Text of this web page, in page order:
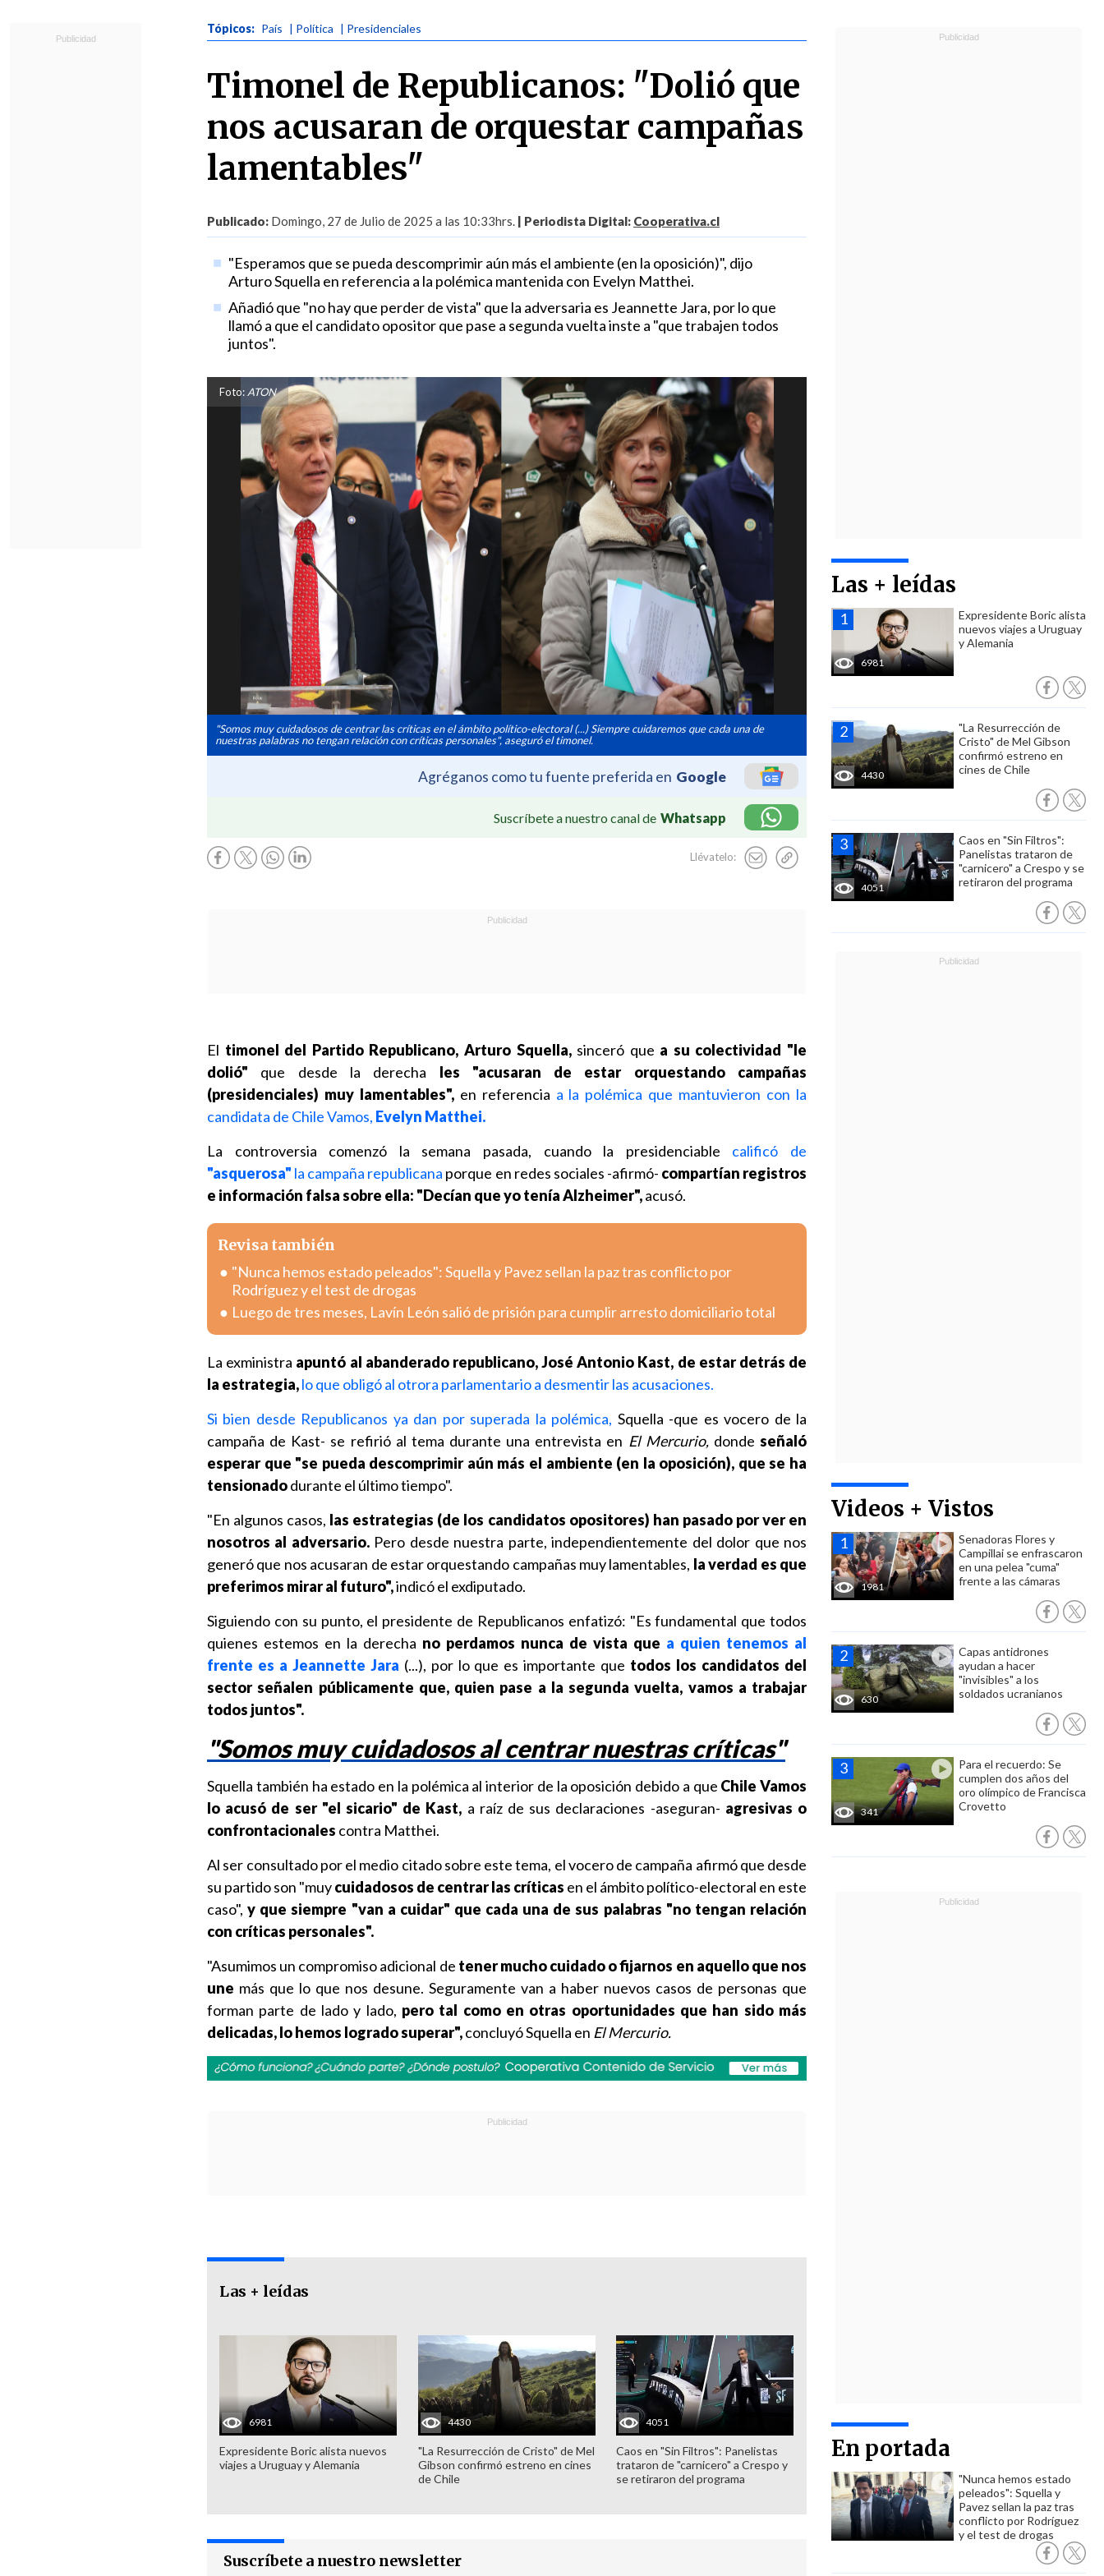
Tópicos: País | Política | Presidenciales
Timonel de Republicanos: "Dolió que
nos acusaran de orquestar campañas
lamentables"
Publicado: Domingo, 27 de Julio de 2025 a las 10:33hrs. | Periodista Digital: Cooperativa.cl
"Esperamos que se pueda descomprimir aún más el ambiente (en la oposición)", dijo
Arturo Squella en referencia a la polémica mantenida con Evelyn Matthei.
Añadió que "no hay que perder de vista" que la adversaria es Jeannette Jara, por lo que
llamó a que el candidato opositor que pase a segunda vuelta inste a "que trabajen todos
juntos".
Foto: ATON
"Somos muy cuidadosos de centrar las críticas en el ámbito político-electoral (...) Siempre cuidaremos que cada una de
nuestras palabras no tengan relación con críticas personales", aseguró el timonel.
Agréganos como tu fuente preferida en Google
Suscríbete a nuestro canal de Whatsapp
Llévatelo:
Las + leídas
6981
Expresidente Boric alista
nuevos viajes a Uruguay
y Alemania
4430
"La Resurrección de
Cristo" de Mel Gibson
confirmó estreno en
cines de Chile
4051
Caos en "Sin Filtros":
Panelistas trataron de
"carnicero" a Crespo y se
retiraron del programa
Videos + Vistos
1981
Senadoras Flores y
Campillai se enfrascaron
en una pelea "cuma"
frente a las cámaras
630
Capas antidrones
ayudan a hacer
"invisibles" a los
soldados ucranianos
341
Para el recuerdo: Se
cumplen dos años del
oro olímpico de Francisca
Crovetto
En portada
"Nunca hemos estado
peleados": Squella y
Pavez sellan la paz tras
conflicto por Rodríguez
y el test de drogas
El timonel del Partido Republicano, Arturo Squella,sinceró que a su colectividad "le
dolió" que desde la derecha les "acusaran de estar orquestando campañas
(presidenciales) muy lamentables",en referencia a la polémica que mantuvieron con la
candidata de Chile Vamos, Evelyn Matthei.
La controversia comenzó la semana pasada, cuando la presidenciable calificó de
"asquerosa" la campaña republicana porque en redes sociales -afirmó- compartían registros
e información falsa sobre ella: "Decían que yo tenía Alzheimer",acusó.
Revisa también
"Nunca hemos estado peleados": Squella y Pavez sellan la paz tras conflicto por
Rodríguez y el test de drogas
Luego de tres meses, Lavín León salió de prisión para cumplir arresto domiciliario total
La exministra apuntó al abanderado republicano, José Antonio Kast, de estar detrás de
la estrategia,lo que obligó al otrora parlamentario a desmentir las acusaciones.
Si bien desde Republicanos ya dan por superada la polémica, Squella -que es vocero de la
campaña de Kast- se refirió al tema durante una entrevista en El Mercurio,dondeseñaló
esperar que "se pueda descomprimir aún más el ambiente (en la oposición), que se ha
tensionadodurante el último tiempo".
"En algunos casos, las estrategias (de los candidatos opositores) han pasado por ver en
nosotros al adversario.Pero desde nuestra parte, independientemente del dolor que nos
generó que nos acusaran de estar orquestando campañas muy lamentables, la verdad es que
preferimos mirar al futuro",indicó el exdiputado.
Siguiendo con su punto, el presidente de Republicanos enfatizó: "Es fundamental que todos
quienes estemos en la derecha no perdamos nunca de vista que a quien tenemos al
frente es a Jeannette Jara (...), por lo que es importante que todos los candidatos del
sector señalen públicamente que, quien pase a la segunda vuelta, vamos a trabajar
todos juntos".
"Somos muy cuidadosos al centrar nuestras críticas"
Squella también ha estado en la polémica al interior de la oposición debido a que Chile Vamos
lo acusó de ser "el sicario" de Kast, a raíz de sus declaraciones -aseguran- agresivas o
confrontacionales contra Matthei.
Al ser consultado por el medio citado sobre este tema, el vocero de campaña afirmó que desde
su partido son "muycuidadosos de centrar las críticas en el ámbito político-electoral en este
caso",y que siempre "van a cuidar" que cada una de sus palabras "no tengan relación
con críticas personales".
"Asumimos un compromiso adicional de tener mucho cuidado o fijarnos en aquello que nos
une más que lo que nos desune. Seguramente van a haber nuevos casos de personas que
forman parte de lado y lado, pero tal como en otras oportunidades que han sido más
delicadas, lo hemos logrado superar",concluyó Squella en El Mercurio.
Las + leídas
6981
Expresidente Boric alista nuevos
viajes a Uruguay y Alemania
4430
"La Resurrección de Cristo" de Mel
Gibson confirmó estreno en cines
de Chile
4051
Caos en "Sin Filtros": Panelistas
trataron de "carnicero" a Crespo y
se retiraron del programa
Suscríbete a nuestro newsletter